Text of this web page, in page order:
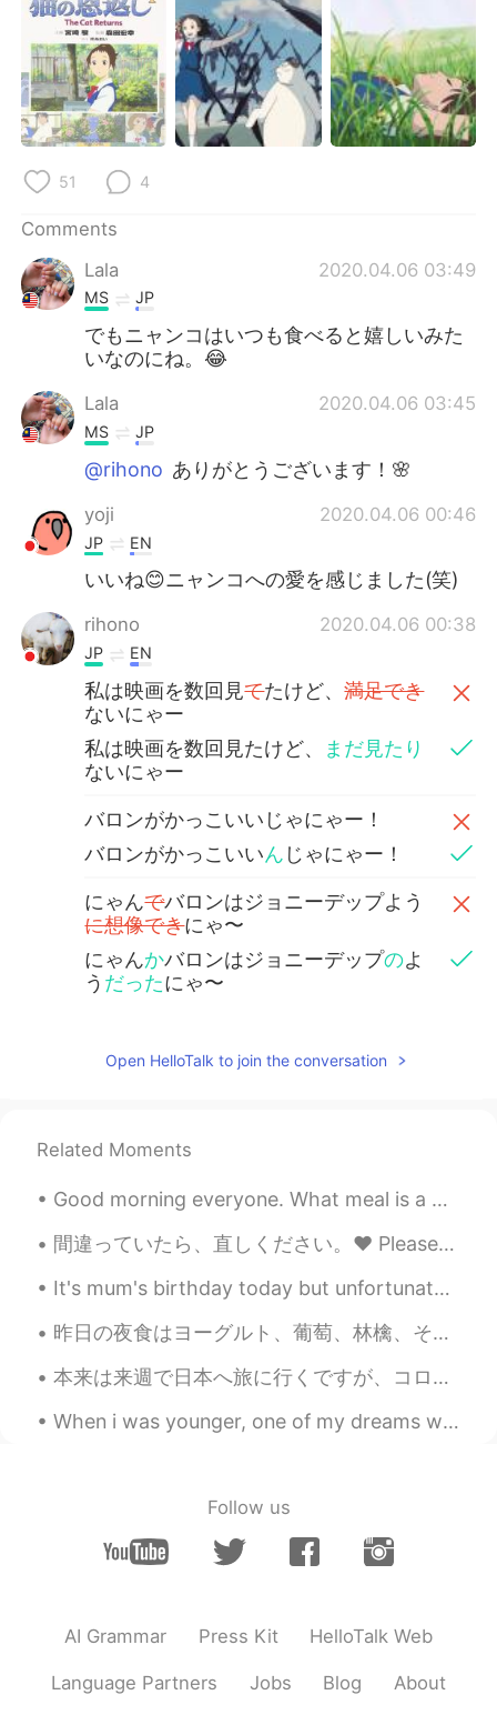
51 4
Comments
Lala
2020.04.06 03:49
MS JP
でもニャンコはいつも食べると嬉しいみた
いなのにね。😂
Lala 2020.04.06 03:45
MS JP
@rihono ありがとうございます！🌸
yoji 2020.04.06 00:46
JP EN
いいね😊ニャンコへの愛を感じました(笑)
rihono 2020.04.06 00:38
JP EN
私は映画を数回見てたけど、満足でき
ないにゃー
私は映画を数回見たけど、
まだ見たり
ないにゃー
バロンがかっこいいじゃにゃー！
バロンがかっこいいん じゃにゃー！
にゃんでバロンはジョニーデップよう
に想像できにゃ〜
にゃんかバロンはジョニーデップのよ
う だったにゃ〜
Open HelloTalk to join the conversation
Related Moments
Good morning everyone. What meal is a popular breakfast meal in your city? In my city, this is po...
間違っていたら、直しください。❤️ Please correct me if I’m wrong. 今日朝フライパンでトーストを作った。長い時間がかかったけど、トースター味が全部違うでした。テ...
It's mum's birthday today but unfortunately we're still under movement-control order so we can't ...
昨日の夜食はヨーグルト、葡萄、林檎、そして、このチョコレートのお菓子。ヨーグルトと果物を一緒に混ぜる時、美味しかったけど、このチョコに入れた後、ちょっと変な味があった。🤔🤣 食べる前に私の想像...
本来は来週で日本へ旅に行くですが、コロナのせいでキャンセルしたので凄く残念です またこの目で色んな景色を見て、沢山の人に会って、色んな事を経験して、皆の文化に触れるのは楽しいです 何度でも行...
When i was younger, one of my dreams was to visit the dotonburi. Few months ago, i made that drea...
Follow us
AI Grammar Press Kit HelloTalk Web
Language Partners Jobs Blog About